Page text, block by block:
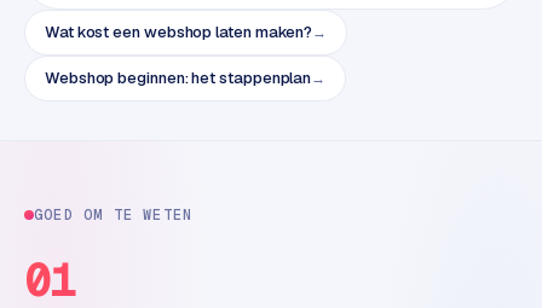
n
i
n
t
e
r
Wat kost een webshop laten maken?→
Webshop beginnen: het stappenplan→
GOED OM TE WETEN
01